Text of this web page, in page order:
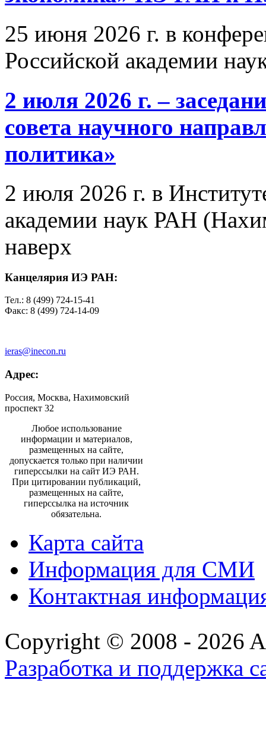
25 июня 2026 г. в
Российской академии
2 июля 2026 г. –
совета научного
политика»
2 июля 2026 г. в
академии наук РАН
наверх
Канцелярия ИЭ РАН:
Тел.: 8 (499) 724-15-41
Факс: 8 (499) 724-14-09
ieras@inecon.ru
Адрес:
Россия, Москва, Нахимовский
проспект 32
Любое использование
информации и материалов,
размещенных на сайте,
допускается только при наличии
гиперссылки на сайт ИЭ РАН.
При цитировании публикаций,
размещенных на сайте,
гиперссылка на источник
обязательна.
Карта сайта
Информация для СМИ
Контактная
Copyright © 2008 - 2026
Разработка и поддержка